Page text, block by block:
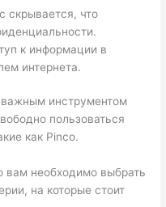
скрывается, что
к информации в
интернета.
важным инструментом
пользоваться
как Pinco.
вам необходимо выбрать
на которые стоит